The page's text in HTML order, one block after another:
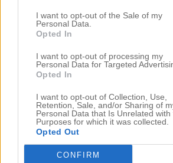
I want to opt-out of the Sale of my
Personal Data.
Opted In
I want to opt-out of processing my
Personal Data for Targeted
Opted In
I want to opt-out of Collection, Use,
Retention, Sale, and/or Sharing of
Personal Data that Is Unrelated with
Purposes for which it was collected.
Opted Out
CONFIRM
FELICIA (@browfelicia) på
in henne. Jag har inte gjort några
det var. Vi […]